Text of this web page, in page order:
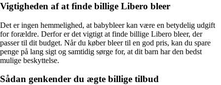
Vigtigheden af at finde billige Libero bleer
Det er ingen hemmelighed, at babybleer kan være en betydelig udgift
for forældre. Derfor er det vigtigt at finde billige Libero bleer, der
passer til dit budget. Når du køber bleer til en god pris, kan du spare
penge på lang sigt og samtidig sørge for, at dit barn har den bedst
mulige beskyttelse.
Sådan genkender du ægte billige tilbud